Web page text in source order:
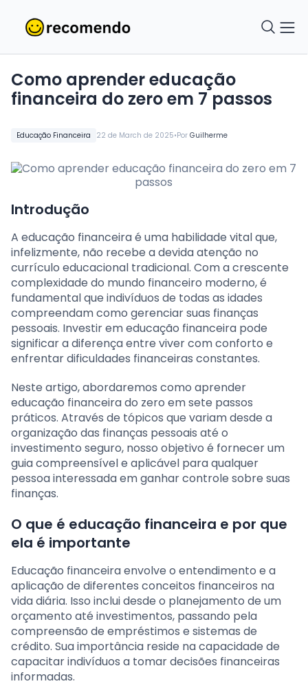
Educação Financeira 22 de March de 2025•Por Guilherme
Como aprender educação
financeira do zero em 7 passos
Introdução
A educação financeira é uma habilidade vital que,
infelizmente, não recebe a devida atenção no
currículo educacional tradicional. Com a crescente
complexidade do mundo financeiro moderno, é
fundamental que indivíduos de todas as idades
compreendam como gerenciar suas finanças
pessoais. Investir em educação financeira pode
significar a diferença entre viver com conforto e
enfrentar dificuldades financeiras constantes.
Neste artigo, abordaremos como aprender
educação financeira do zero em sete passos
práticos. Através de tópicos que variam desde a
organização das finanças pessoais até o
investimento seguro, nosso objetivo é fornecer um
guia compreensível e aplicável para qualquer
pessoa interessada em ganhar controle sobre suas
finanças.
O que é educação financeira e por que
ela é importante
Educação financeira envolve o entendimento e a
aplicação de diferentes conceitos financeiros na
vida diária. Isso inclui desde o planejamento de um
orçamento até investimentos, passando pela
compreensão de empréstimos e sistemas de
crédito. Sua importância reside na capacidade de
capacitar indivíduos a tomar decisões financeiras
informadas.